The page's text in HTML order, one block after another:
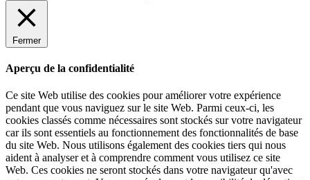
Fermer
Aperçu de la confidentialité
Ce site Web utilise des cookies pour améliorer votre expérience
pendant que vous naviguez sur le site Web. Parmi ceux-ci, les
cookies classés comme nécessaires sont stockés sur votre navigateur
car ils sont essentiels au fonctionnement des fonctionnalités de base
du site Web. Nous utilisons également des cookies tiers qui nous
aident à analyser et à comprendre comment vous utilisez ce site
Web. Ces cookies ne seront stockés dans votre navigateur qu'avec